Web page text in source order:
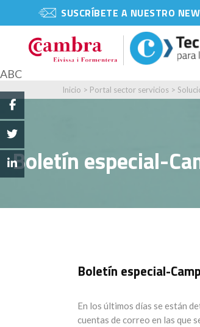
SUSCRÍBETE A NUESTRO
ABC
Inicio > Portal sector servicios >
Boletín especial-
Boletín especial-
En los últimos días se están
cuentas de correo en las que